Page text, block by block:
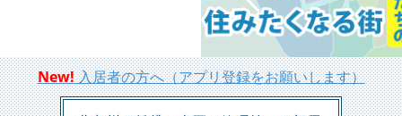
New!入居者の方へ（アプリ登録をお願いします）